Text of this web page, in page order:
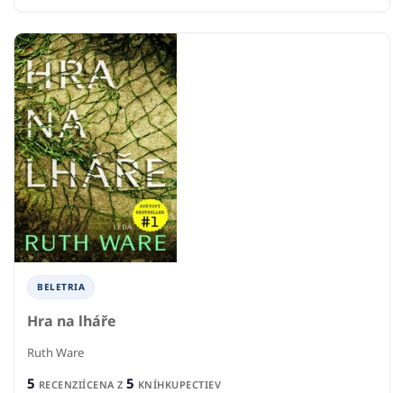
BELETRIA
Hra na lháře
Ruth Ware
5 RECENZIÍCENA Z 5 KNÍHKUPECTIEV